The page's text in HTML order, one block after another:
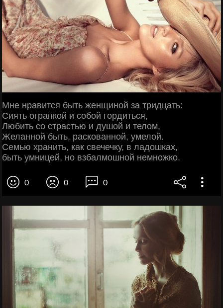
Мне нравится быть женщиной за тридцать:
Сиять огранкой и собой гордиться,
Любить со страстью и душой и телом,
Желанной быть, раскованной, умелой.
Семью хранить, как свечечку, в ладошках,
быть умницей, но взбалмошной немножко.
0 0 0